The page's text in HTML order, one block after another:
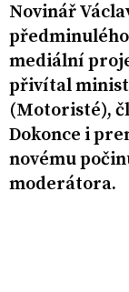
Novinář
mediální
přivítal
(Motoristé),
Dokonce i
novému
moderátora.